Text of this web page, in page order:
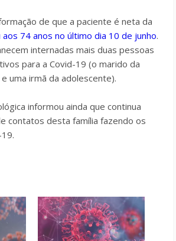
de que a paciente é neta da
aos 74 anos no último dia 10 de junho.
internadas mais duas pessoas
para a Covid-19 (o marido da
uma irmã da adolescente).
informou ainda que continua
contatos desta família fazendo os